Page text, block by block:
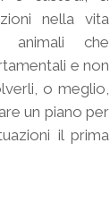
nella vita
che
e non
o meglio,
un piano per
il prima